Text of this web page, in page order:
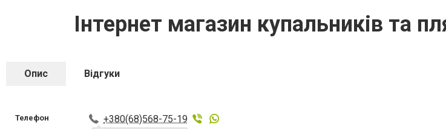
Інтернет магазин купальників та
Опис Відгуки
Телефон +380(68)568-75-19